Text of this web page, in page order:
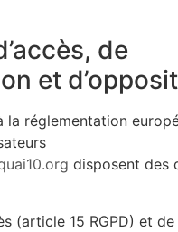
de
et
la réglementation
disposent des
(article 15 RGPD) et